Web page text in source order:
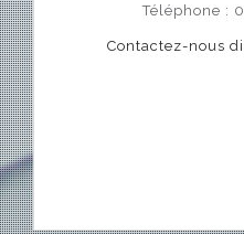
Téléphone :
Contactez-nous